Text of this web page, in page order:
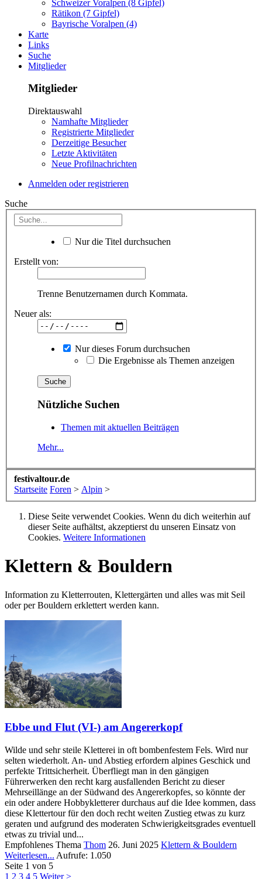
Schweizer Voralpen (8 Gipfel)
Rätikon (7 Gipfel)
Bayrische Voralpen (4)
Karte
Links
Suche
Mitglieder
Mitglieder
Direktauswahl
Namhafte Mitglieder
Registrierte Mitglieder
Derzeitige Besucher
Letzte Aktivitäten
Neue Profilnachrichten
Anmelden oder registrieren
Suche
Nur die Titel durchsuchen
Erstellt von:
Trenne Benutzernamen durch Kommata.
Neuer als:
Nur dieses Forum durchsuchen
Die Ergebnisse als Themen anzeigen
Nützliche Suchen
Themen mit aktuellen Beiträgen
Mehr...
festivaltour.de
Startseite Foren > Alpin >
Diese Seite verwendet Cookies. Wenn du dich weiterhin auf
dieser Seite aufhältst, akzeptierst du unseren Einsatz von
Cookies. Weitere Informationen
Klettern & Bouldern
Information zu Kletterrouten, Klettergärten und alles was mit Seil
oder per Bouldern erklettert werden kann.
Ebbe und Flut (VI-) am Angererkopf
Wilde und sehr steile Kletterei in oft bombenfestem Fels. Wird nur
selten wiederholt. An- und Abstieg erfordern alpines Geschick und
perfekte Trittsicherheit. Überfliegt man in den gängigen
Führerwerken den recht karg ausfallenden Bericht zu dieser
Mehrseillänge an der Südwand des Angererkopfes, so könnte der
ein oder andere Hobbykletterer durchaus auf die Idee kommen, dass
diese Klettertour für den doch recht weiten Zustieg etwas zu kurz
geraten und aufgrund des moderaten Schwierigkeitsgrades eventuell
etwas zu trivial und...
Empfohlenes Thema Thom 26. Juni 2025 Klettern & Bouldern
Weiterlesen... Aufrufe: 1.050
Seite 1 von 5
1 2 3 4 5 Weiter >